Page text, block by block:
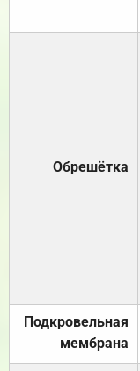
Обрешётка
Подкровельная
мембрана